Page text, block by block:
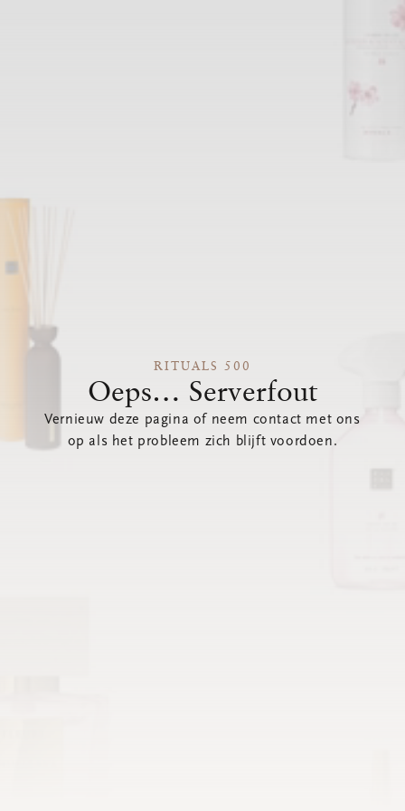
RITUALS 500
Oeps… Serverfout
Vernieuw deze pagina of neem contact met ons
op als het probleem zich blijft voordoen.